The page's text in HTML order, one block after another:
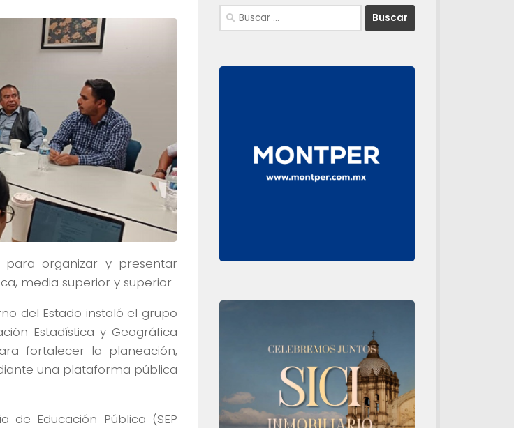
para organizar y presentar
media superior y superior
del Estado instaló el grupo
Estadística y Geográfica
fortalecer la planeación,
una plataforma pública
Educación Pública (SEP
Buscar: